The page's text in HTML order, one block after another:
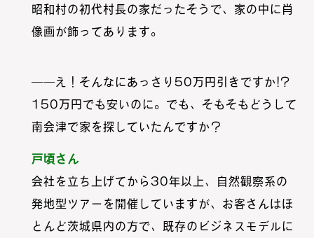
昭和村の初代村長の家だったそうで、家の中に肖
像画が飾ってあります。
――え！そんなにあっさり50万円引きですか!?
150万円でも安いのに。でも、そもそもどうして
南会津で家を探していたんですか？
戸頃さん
会社を立ち上げてから30年以上、自然観察系の
発地型ツアーを開催していますが、お客さんはほ
とんど茨城県内の方で、既存のビジネスモデルに